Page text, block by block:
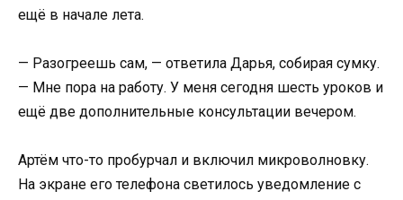
ещё в начале лета.
— Разогреешь сам, — ответила Дарья, собирая сумку.
— Мне пора на работу. У меня сегодня шесть уроков и
ещё две дополнительные консультации вечером.
Артём что-то пробурчал и включил микроволновку.
На экране его телефона светилось уведомление с